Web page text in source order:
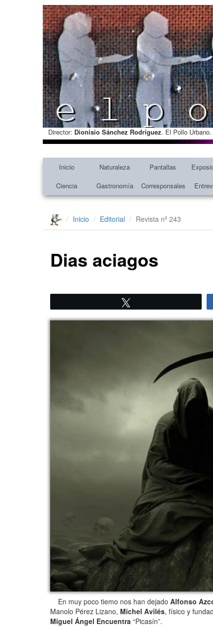
Director: Dionisio Sánchez Rodríguez. El Pollo
Inicio Naturaleza Pantallas
Ciencia
Gastronomía Corresponsales
Inicio Editorial Revista nº 243
Dias aciagos
En muy poco tiemo nos han dejado Alfonso
Manolo Pérez Lizano, Michel Avilés, físico y
Miguel Ángel Encuentra “Picasín”.